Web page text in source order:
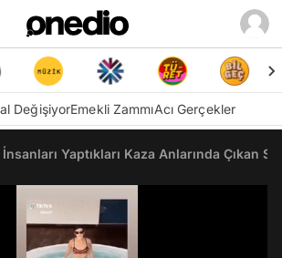
DeğişiyorEmekli ZammıAcı Gerçekler
İnsanları Yaptıkları Kaza Anlarında Çıkan